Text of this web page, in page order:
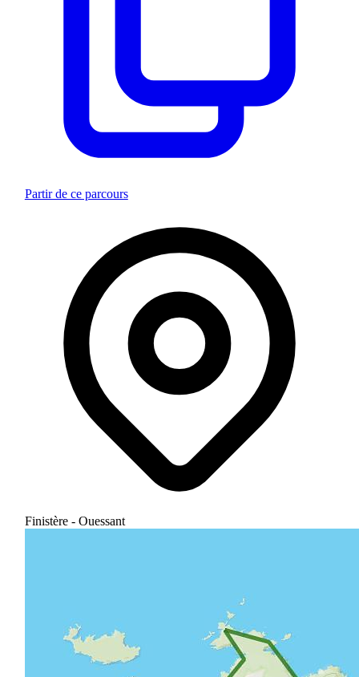
Partir de ce parcours
Finistère - Ouessant